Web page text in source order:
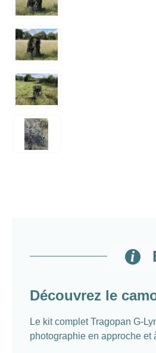
Découvrez le
Le kit complet Tragopan G-
photographie en approche et